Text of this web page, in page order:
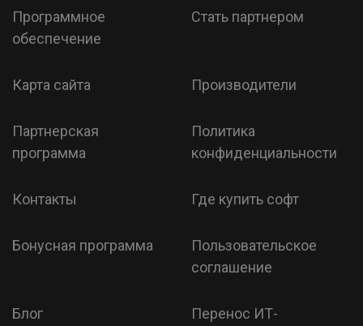
Программное
обеспечение
Стать партнером
Карта сайта Производители
Партнерская
программа
Политика
конфиденциальности
Контакты Где купить софт
Бонусная программа
Пользовательское
соглашение
Блог
Перенос ИТ-